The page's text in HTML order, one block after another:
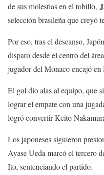
de sus molestias en el tobillo,
selección brasileña que creyó
Por eso, tras el descanso,
disparo desde el centro del
jugador del Mónaco encajó en
El gol dio alas al equipo, que
lograr el empate con una
logró convertir Keito
Los japoneses siguieron
Ayase Ueda marcó el tercero
Ito, sentenciando el partido.